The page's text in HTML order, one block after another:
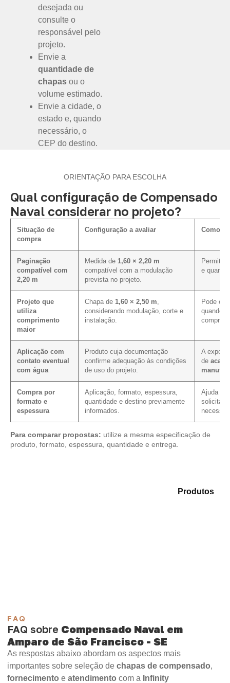
desejada ou
consulte o
responsável pelo
projeto.
Envie a
quantidade de
chapas ou o
volume estimado.
Envie a cidade, o
estado e, quando
necessário, o
CEP do destino.
ORIENTAÇÃO PARA ESCOLHA
Qual configuração de Compensado
Naval considerar no projeto?
Situação de
compra
Configuração a avaliar Como
Paginação
compatível com
2,20 m
Medida de 1,60 × 2,20 m
compatível com a modulação
prevista no projeto.
Permite
e
Projeto que
utiliza
comprimento
maior
Chapa de 1,60 × 2,50 m
considerando modulação, corte e
instalação.
Pode
quando
Aplicação com
contato eventual
com água
Produto cuja documentação
confirme adequação às condições
de uso do projeto.
A
de
Compra por
formato e
espessura
Aplicação, formato, espessura,
quantidade e destino previamente
informados.
Ajuda a
Para comparar propostas: utilize a mesma especificação de
produto, formato, espessura, quantidade e entrega.
Produtose
FAQ
FAQ sobre Compensado Naval em
Amparo de São Francisco - SE
As respostas abaixo abordam os aspectos mais
importantes sobre seleção de chapas de compensado,
fornecimento e atendimento com a Infinity